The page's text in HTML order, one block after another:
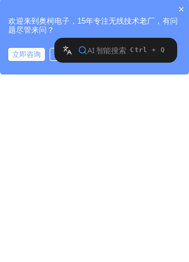
六路多功能接收模块 AK-R230813 八针3~12V不带解码接收模块 AK-R240323
×
欢迎来到奥柯电子，15年专注无线技术老厂，有问
题尽管来问？
立即咨询
稍后再说
拨打电话